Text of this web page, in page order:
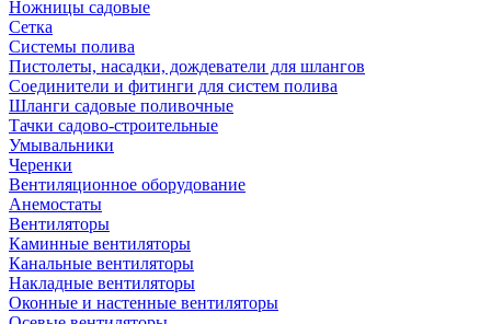
Ножницы садовые
Сетка
Системы полива
Пистолеты, насадки, дождеватели для шлангов
Соединители и фитинги для систем полива
Шланги садовые поливочные
Тачки садово-строительные
Умывальники
Черенки
Вентиляционное оборудование
Анемостаты
Вентиляторы
Каминные вентиляторы
Канальные вентиляторы
Накладные вентиляторы
Оконные и настенные вентиляторы